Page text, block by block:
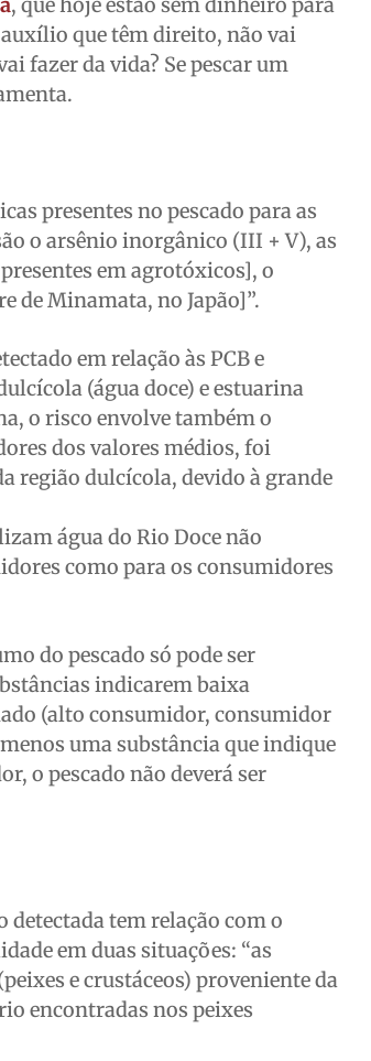
que têm direito, não vai
fazer da vida? Se pescar um
presentes no pescado para as
o arsênio inorgânico (III + V), as
em agrotóxicos], o
de Minamata, no Japão]”.
em relação às PCB e
(água doce) e estuarina
o risco envolve também o
dos valores médios, foi
região dulcícola, devido à grande
água do Rio Doce não
como para os consumidores
do pescado só pode ser
indicarem baixa
(alto consumidor, consumidor
uma substância que indique
o pescado não deverá ser
tem relação com o
em duas situações: “as
e crustáceos) proveniente da
encontradas nos peixes